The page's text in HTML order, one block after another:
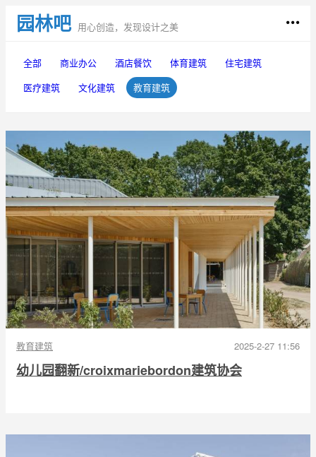
园林吧 用心创造，发现设计之美
全部 商业办公 酒店餐饮 体育建筑
住宅建筑
医疗建筑
文化建筑 教育建筑
教育建筑 2025-2-27 11:56
幼儿园翻新/croixmariebordon建筑协会